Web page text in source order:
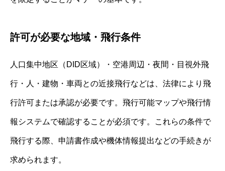
許可が必要な地域・飛行条件
人口集中地区（DID区域）・空港周辺・夜間・目視外飛
行・人・建物・車両との近接飛行などは、法律により飛
行許可または承認が必要です。飛行可能マップや飛行情
報システムで確認することが必須です。これらの条件で
飛行する際、申請書作成や機体情報提出などの手続きが
求められます。